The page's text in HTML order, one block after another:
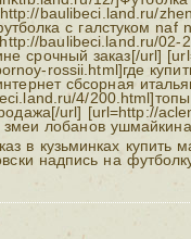
baulibeci.land.ru/
с галстуком naf
baulibeci.land.ru/
срочный заказ[/url]
rossii.html]где
сбсорная
4/
url] [url=http://
змеи лобанов
в кузьминках купить
надпись на